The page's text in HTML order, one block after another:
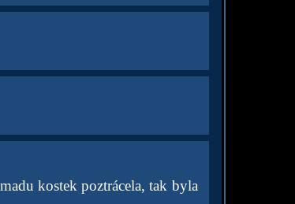
kostek poztrácela, tak byla